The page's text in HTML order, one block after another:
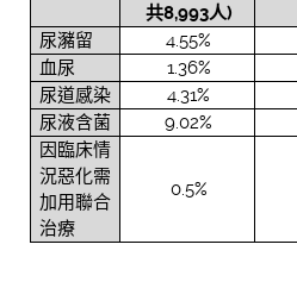
共8,993人)
尿瀦留
4.55%
血尿
1.36%
尿道感染
4.31%
尿液含菌
9.02%
因臨床情
況惡化需
加用聯合
治療
0.5%